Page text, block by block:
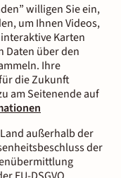
willigen Sie ein,
um Ihnen Videos,
Karten
Daten über den
Ihre
die Zukunft
am Seitenende auf
außerhalb der
der